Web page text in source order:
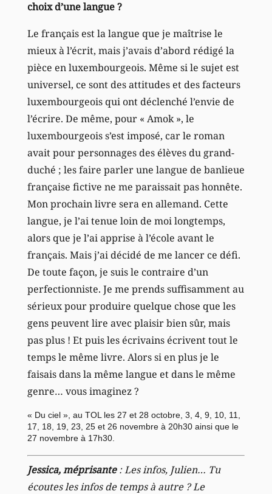
choix d’une langue ?
Le français est la langue que je maîtrise le
mieux à l’écrit, mais j’avais d’abord rédigé la
pièce en luxembourgeois. Même si le sujet est
universel, ce sont des attitudes et des facteurs
luxembourgeois qui ont déclenché l’envie de
l’écrire. De même, pour « Amok », le
luxembourgeois s’est imposé, car le roman
avait pour personnages des élèves du grand-
duché ; les faire parler une langue de banlieue
française fictive ne me paraissait pas honnête.
Mon prochain livre sera en allemand. Cette
langue, je l’ai tenue loin de moi longtemps,
alors que je l’ai apprise à l’école avant le
français. Mais j’ai décidé de me lancer ce défi.
De toute façon, je suis le contraire d’un
perfectionniste. Je me prends suffisamment au
sérieux pour produire quelque chose que les
gens peuvent lire avec plaisir bien sûr, mais
pas plus ! Et puis les écrivains écrivent tout le
temps le même livre. Alors si en plus je le
faisais dans la même langue et dans le même
genre… vous imaginez ?
« Du ciel », au TOL les 27 et 28 octobre, 3, 4, 9, 10, 11,
17, 18, 19, 23, 25 et 26 novembre à 20h30 ainsi que le
27 novembre à 17h30.
Jessica, méprisante: Les infos, Julien… Tu
écoutes les infos de temps à autre ? Le